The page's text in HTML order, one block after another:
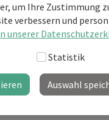
um Ihre Zustimmung
verbessern und
unserer
Statistik
Auswahl
noch kein